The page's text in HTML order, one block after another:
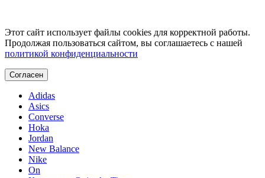
Этот сайт использует файлы cookies для корректной работы.
Продолжая пользоваться сайтом, вы соглашаетесь с нашей
политикой конфиденциальности
Согласен
Adidas
Asics
Converse
Hoka
Jordan
New Balance
Nike
On